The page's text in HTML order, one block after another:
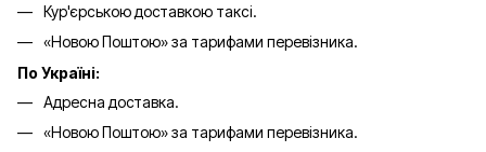
Кур'єрською доставкою таксі.
«Новою Поштою» за тарифами перевізника.
По Україні:
Адресна доставка.
«Новою Поштою» за тарифами перевізника.